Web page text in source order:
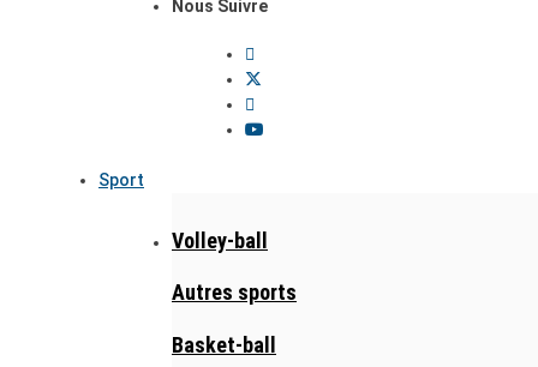
Nous Suivre
Sport
Volley-ball
Autres sports
Basket-ball